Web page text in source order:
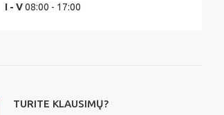
I - V08:00 - 17:00
TURITE KLAUSIMŲ?